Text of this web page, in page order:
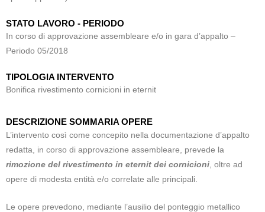
STATO LAVORO - PERIODO
In corso di approvazione assembleare e/o in gara d’appalto –
Periodo 05/2018
TIPOLOGIA INTERVENTO
Bonifica rivestimento cornicioni in eternit
DESCRIZIONE SOMMARIA OPERE
L’intervento così come concepito nella documentazione d’appalto
redatta, in corso di approvazione assembleare, prevede la
rimozione del rivestimento in eternit dei cornicioni , oltre ad
opere di modesta entità e/o correlate alle principali.
Le opere prevedono, mediante l’ausilio del ponteggio metallico